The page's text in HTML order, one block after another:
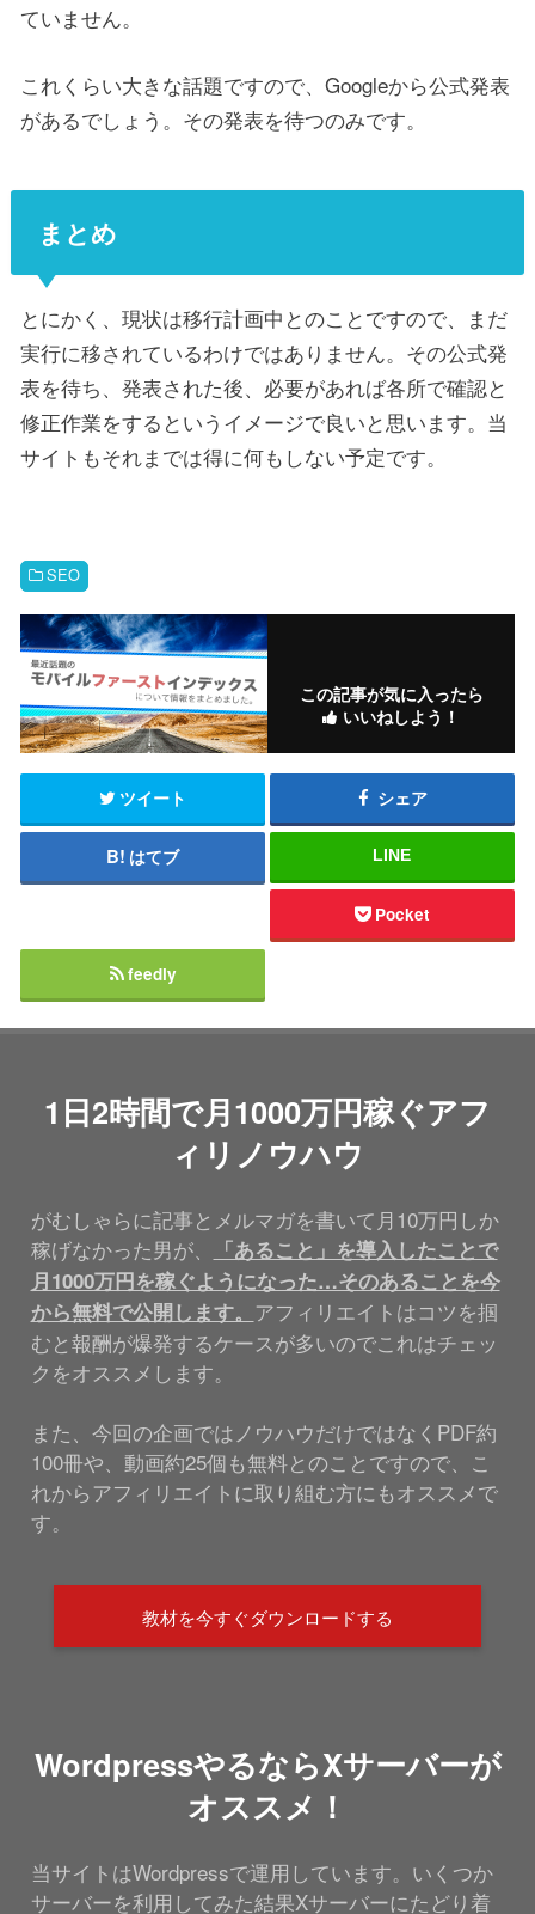
ていません。
これくらい大きな話題ですので、Googleから公式発表
があるでしょう。その発表を待つのみです。
まとめ
とにかく、現状は移行計画中とのことですので、まだ
実行に移されているわけではありません。その公式発
表を待ち、発表された後、必要があれば各所で確認と
修正作業をするというイメージで良いと思います。当
サイトもそれまでは得に何もしない予定です。
SEO
この記事が気に入ったら
いいねしよう！
ツイート シェア
はてブ LINE
Pocket
feedly
1日2時間で月1000万円稼ぐアフ
ィリノウハウ
がむしゃらに記事とメルマガを書いて月10万円しか
稼げなかった男が、
「あること」を導入したことで
月1000万円を稼ぐようになった…そのあることを今
から無料で公開します。 アフィリエイトはコツを掴
むと報酬が爆発するケースが多いのでこれはチェッ
クをオススメします。
また、今回の企画ではノウハウだけではなくPDF約
100冊や、動画約25個も無料とのことですので、こ
れからアフィリエイトに取り組む方にもオススメで
す。
教材を今すぐダウンロードする
WordpressやるならXサーバーが
オススメ！
当サイトはWordpressで運用しています。いくつか
サーバーを利用してみた結果Xサーバーにたどり着